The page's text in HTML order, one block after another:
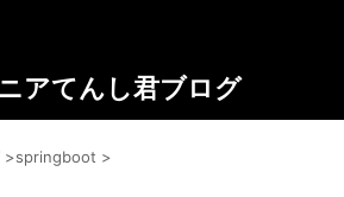
アてんし君ブログ
>springboot >